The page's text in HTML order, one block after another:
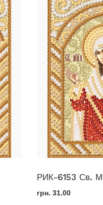
РИК-6153 Св.
грн. 31.00